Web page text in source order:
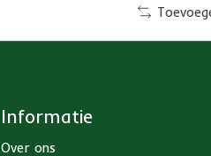
Informatie
Over ons